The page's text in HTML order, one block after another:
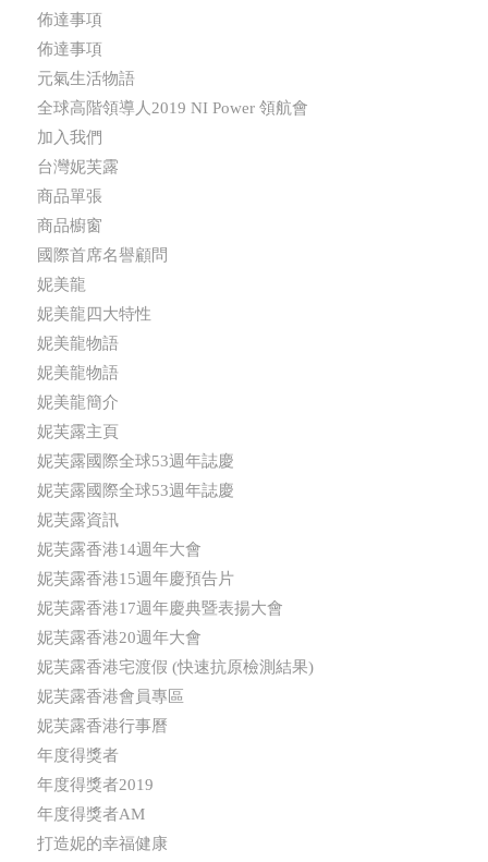
佈達事項
佈達事項
元氣生活物語
全球高階領導人2019 NI Power 領航會
加入我們
台灣妮芙露
商品單張
商品櫥窗
國際首席名譽顧問
妮美龍
妮美龍四大特性
妮美龍物語
妮美龍物語
妮美龍簡介
妮芙露主頁
妮芙露國際全球53週年誌慶
妮芙露國際全球53週年誌慶
妮芙露資訊
妮芙露香港14週年大會
妮芙露香港15週年慶預告片
妮芙露香港17週年慶典暨表揚大會
妮芙露香港20週年大會
妮芙露香港宅渡假 (快速抗原檢測結果)
妮芙露香港會員專區
妮芙露香港行事曆
年度得獎者
年度得獎者2019
年度得獎者AM
打造妮的幸福健康